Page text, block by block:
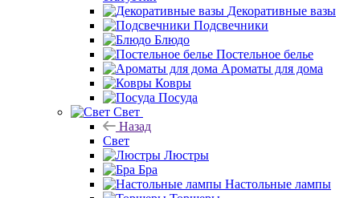
Декоративные вазы
Подсвечники
Блюдо
Постельное белье
Ароматы для дома
Ковры
Посуда
Свет
Назад
Свет
Люстры
Бра
Настольные лампы